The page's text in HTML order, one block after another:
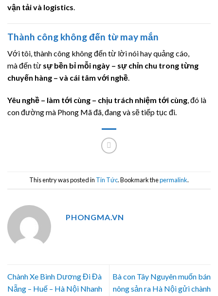
vận tải và logistics
Thành công không đến từ may mắn
Với tôi, thành công không đến từ lời nói hay quảng cáo,
mà đến từ sự bền bỉ mỗi ngày – sự chỉn chu trong từng
chuyến hàng – và cái tâm với nghề.
Yêu nghề – làm tới cùng – chịu trách nhiệm tới cùng, đó là
con đường mà Phong Mã đã, đang và sẽ tiếp tục đi.
This entry was posted in Tin Tức. Bookmark thepermalink.
PHONGMA.VN
Chành Xe Bình Dương Đi Đà
Nẵng – Huế – Hà Nội Nhanh
Bà con Tây Nguyên muốn bán
nông sản ra Hà Nội gửi chành